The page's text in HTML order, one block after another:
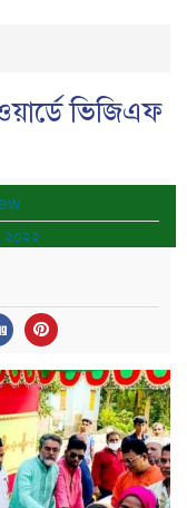
ভিজিএফ
২০২২